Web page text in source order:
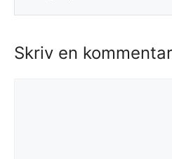
Skriv en kommentar